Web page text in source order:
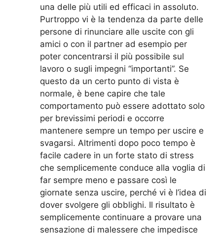
una delle più utili ed efficaci in assoluto.
Purtroppo vi è la tendenza da parte delle
persone di rinunciare alle uscite con gli
amici o con il partner ad esempio per
poter concentrarsi il più possibile sul
lavoro o sugli impegni “importanti”. Se
questo da un certo punto di vista è
normale, è bene capire che tale
comportamento può essere adottato solo
per brevissimi periodi e occorre
mantenere sempre un tempo per uscire e
svagarsi. Altrimenti dopo poco tempo è
facile cadere in un forte stato di stress
che semplicemente conduce alla voglia di
far sempre meno e passare così le
giornate senza uscire, perché vi è l’idea di
dover svolgere gli obblighi. Il risultato è
semplicemente continuare a provare una
sensazione di malessere che impedisce